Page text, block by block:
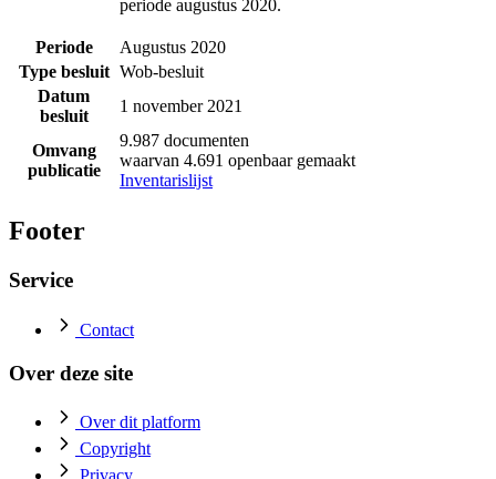
periode augustus 2020.
Periode
Augustus 2020
Type besluit Wob-besluit
Datum
besluit
1 november 2021
Omvang
publicatie
9.987 documenten
waarvan 4.691 openbaar gemaakt
Inventarislijst
Footer
Service
Contact
Over deze site
Over dit platform
Copyright